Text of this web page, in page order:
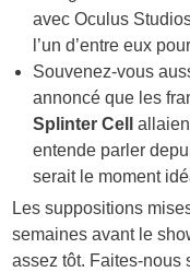
avec Oculus
l’un d’entre eux
Souvenez-vous
annoncé que les
Splinter Cell
entende parler
serait le moment
Les suppositions
semaines avant le
assez tôt. Faites-nous